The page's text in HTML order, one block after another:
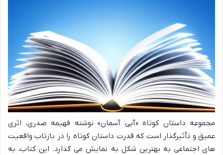
مجموعه داستان کوتاه «آبی آسمان» نوشته فهیمه صدری، اثری
عمیق و تأثیرگذار است که قدرت داستان کوتاه را در بازتاب واقعیت
های اجتماعی به بهترین شکل به نمایش می گذارد. این کتاب، به